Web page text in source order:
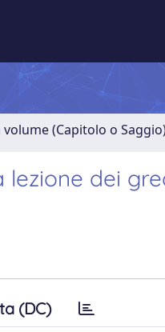
(Capitolo o
lezione dei
(DC)